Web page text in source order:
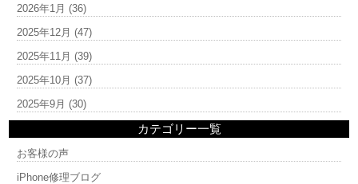
2026年1月 (36)
2025年12月 (47)
2025年11月 (39)
2025年10月 (37)
2025年9月 (30)
カテゴリー一覧
お客様の声
iPhone修理ブログ